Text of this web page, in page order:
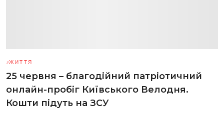
ЖИТТЯ
25 червня – благодійний патріотичний
онлайн-пробіг Київського Велодня.
Кошти підуть на ЗСУ